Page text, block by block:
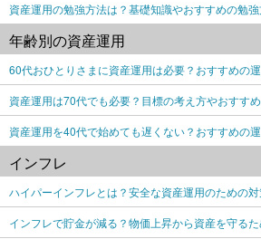
資産運用の勉強方法は？基礎知識やおすすめの勉
年齢別の資産運用
60代おひとりさまに資産運用は必要？おすすめの
資産運用は70代でも必要？目標の考え方やおすす
資産運用を40代で始めても遅くない？おすすめの
インフレ
ハイパーインフレとは？安全な資産運用のための
インフレで貯金が減る？物価上昇から資産を守る